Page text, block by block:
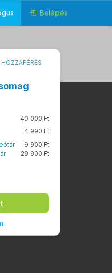
Belépés
40 000 Ft
4 990 Ft
9 900 Ft
29 900 Ft